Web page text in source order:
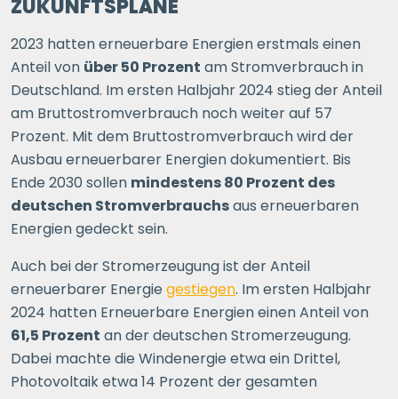
ZUKUNFTSPLÄNE
2023 hatten erneuerbare Energien erstmals einen
Anteil von über 50 Prozent am Stromverbrauch in
Deutschland. Im ersten Halbjahr 2024 stieg der Anteil
am Bruttostromverbrauch noch weiter auf 57
Prozent. Mit dem Bruttostromverbrauch wird der
Ausbau erneuerbarer Energien dokumentiert. Bis
Ende 2030 sollen mindestens 80 Prozent des
deutschen Stromverbrauchsaus erneuerbaren
Energien gedeckt sein.
Auch bei der Stromerzeugung ist der Anteil
erneuerbarer Energie gestiegen. Im ersten Halbjahr
2024 hatten Erneuerbare Energien einen Anteil von
61,5 Prozent an der deutschen Stromerzeugung.
Dabei machte die Windenergie etwa ein Drittel,
Photovoltaik etwa 14 Prozent der gesamten